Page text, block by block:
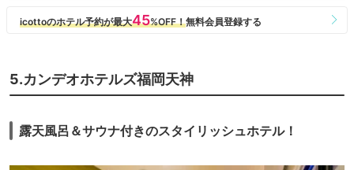
5.カンデオホテルズ福岡天神
露天風呂＆サウナ付きのスタイリッシュホテル！